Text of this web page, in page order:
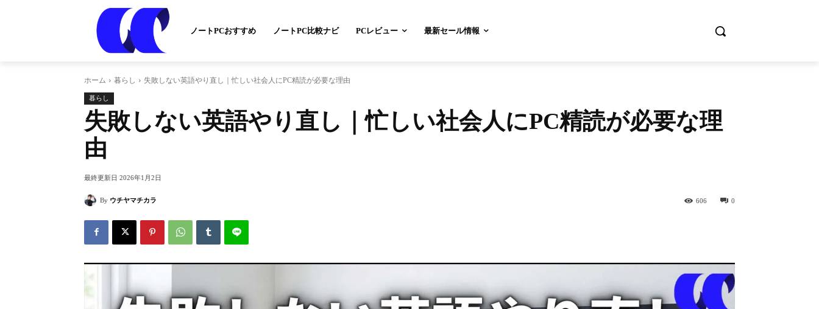
ノートPCおすすめ ノートPC比較ナビ PCレビュー 最新セール情報
ホーム 暮らし 失敗しない英語やり直し｜忙しい社会人にPC精読が必要な理由
暮らし
失敗しない英語やり直し｜忙しい社会人にPC精読が必要な理
由
最終更新日 2026年1月2日
By ウチヤマチカラ 0
606